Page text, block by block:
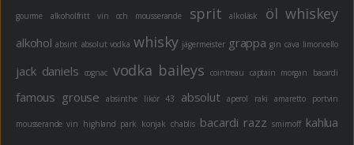
gourme alkoholfritt vin och mousserande sprit alkoläsk öl whiskey
alkohol absint absolut vodka whisky jägermeister grappa gin cava limoncello
jack daniels cognac vodka baileys cointreau captain morgan bacardi
famous grouse absinthe likör 43 absolut aperol raki amaretto portvin
mousserande vin highland park konjak chablis bacardi razz smirnoff kahlua